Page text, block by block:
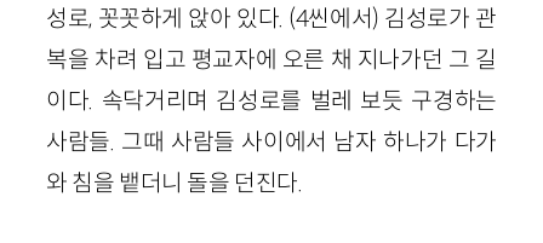
성로, 꼿꼿하게 앉아 있다. (4씬에서) 김성로가 관
복을 차려 입고 평교자에 오른 채 지나가던 그 길
이다. 속닥거리며 김성로를 벌레 보듯 구경하는
사람들. 그때 사람들 사이에서 남자 하나가 다가
와 침을 뱉더니 돌을 던진다.